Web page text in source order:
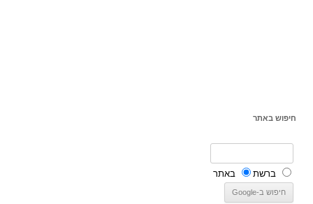
חיפוש באתר
ברשת באתר